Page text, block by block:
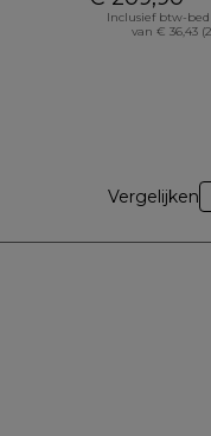
Inclusief btw-
van € 36,43
Vergelijken